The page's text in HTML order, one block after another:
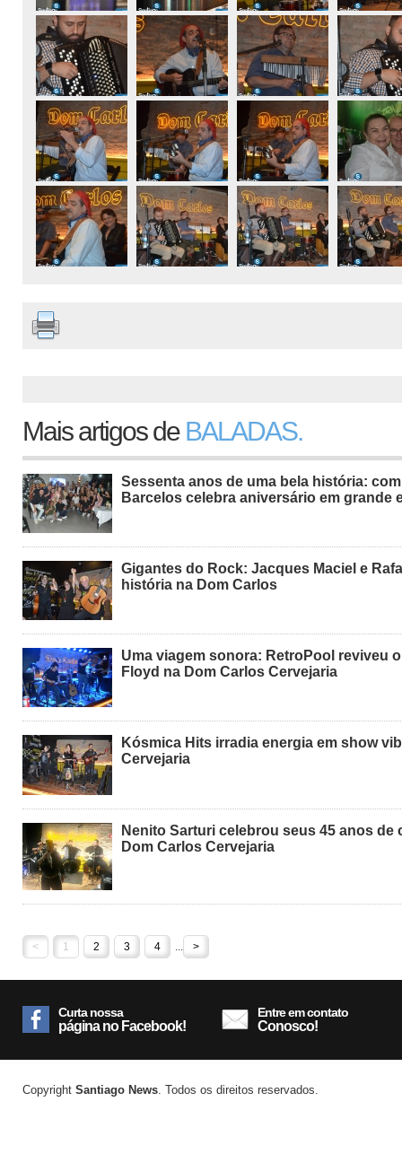
Mais artigos de BALADAS.
Sessenta anos de uma bela história:
Barcelos celebra aniversário em grande
Gigantes do Rock: Jacques Maciel e
história na Dom Carlos
Uma viagem sonora: RetroPool reviveu
Floyd na Dom Carlos Cervejaria
Kósmica Hits irradia energia em show
Cervejaria
Nenito Sarturi celebrou seus 45 anos de
Dom Carlos Cervejaria
< 1 2 3 4 ... >
Curta nossa
página no Facebook!
Entre em contato
Conosco!
Copyright Santiago News . Todos os direitos reservados.